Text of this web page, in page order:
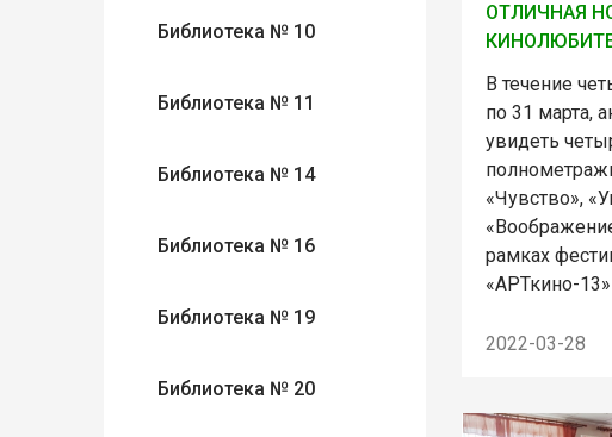
Библиотека № 10
Библиотека № 11
Библиотека № 14
Библиотека № 16
Библиотека № 19
Библиотека № 20
ОТЛИЧНАЯ
В течение
по 31 марта,
увидеть
«Чувство»,
рамках
«АРТкино-13»
2022-03-28